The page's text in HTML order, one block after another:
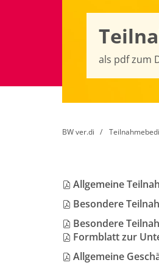
als pdf zum
BW ver.di
Allgemeine
Besondere
Besondere
Formblatt zur
Allgemeine